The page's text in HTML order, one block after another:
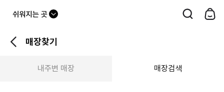
드
다
매장찾기
내주변 매장 매장검색